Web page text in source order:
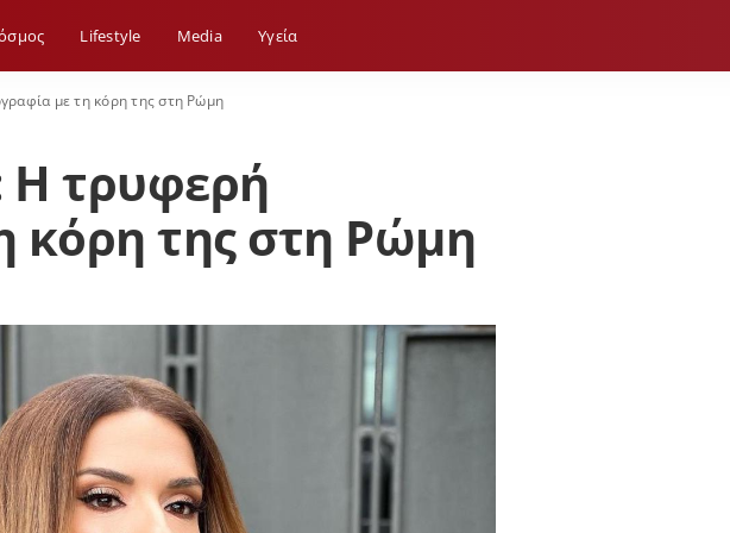
Lifestyle Media Yγεία
με τη κόρη της στη Ρώμη
τρυφερή
κόρη της στη Ρώμη